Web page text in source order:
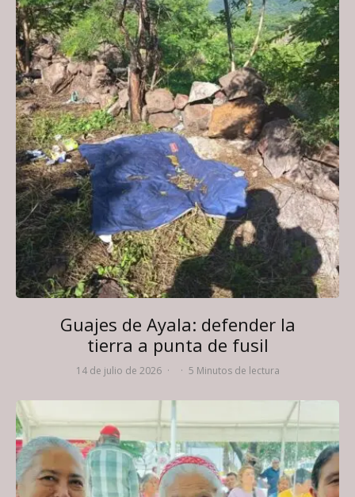
Guajes de Ayala: defender la
tierra a punta de fusil
14 de julio de 2026 · · 5 Minutos de lectura